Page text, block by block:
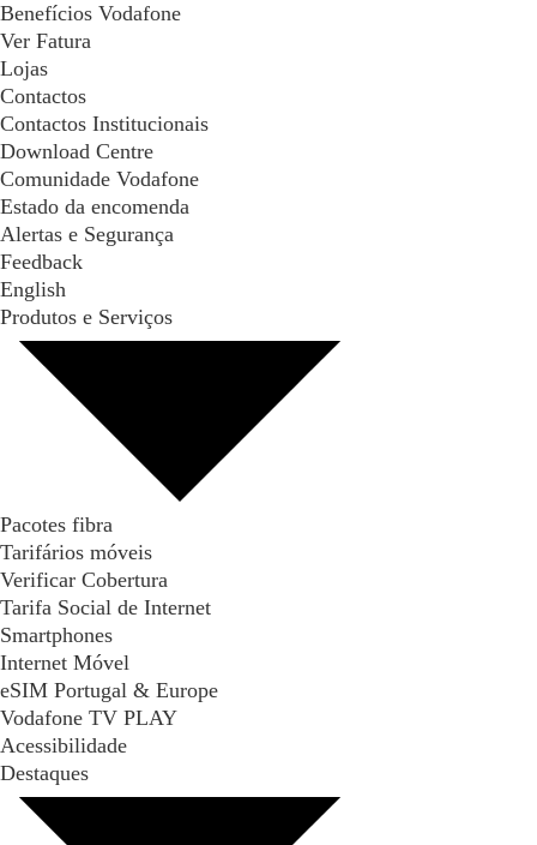
Benefícios Vodafone
Ver Fatura
Lojas
Contactos
Contactos Institucionais
Download Centre
Comunidade Vodafone
Estado da encomenda
Alertas e Segurança
Feedback
English
Produtos e Serviços
Pacotes fibra
Tarifários móveis
Verificar Cobertura
Tarifa Social de Internet
Smartphones
Internet Móvel
eSIM Portugal & Europe
Vodafone TV PLAY
Acessibilidade
Destaques